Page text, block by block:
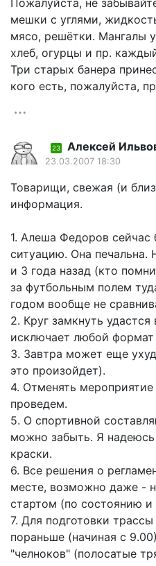
мешки с углями,
мясо, решётки. Мангалы
хлеб, огурцы и пр.
Три старых банера
кого есть, пожалуйста,
23 Алексей
23.03.2007 18:30
Товарищи, свежая (и
информация.
1. Алеша Федоров сейчас
ситуацию. Она
и 3 года назад (кто
за футбольным полем
годом вообще не
2. Круг замкнуть
исключает любой
3. Завтра может еще
это произойдет).
4. Отменять
проведем.
5. О спортивной
можно забыть. Я
краски.
6. Все решения о
месте, возможно даже -
стартом (по состоянию и
7. Для подготовки
пораньше (начиная с
"челноков" (полосатые